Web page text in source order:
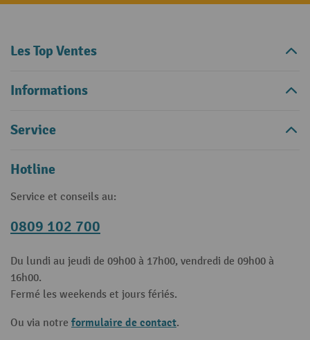
Les Top Ventes
Informations
Service
Hotline
Service et conseils au:
0809 102 700
Du lundi au jeudi de 09h00 à 17h00, vendredi de 09h00 à
16h00.
Fermé les weekends et jours fériés.
Ou via notre formulaire de contact.